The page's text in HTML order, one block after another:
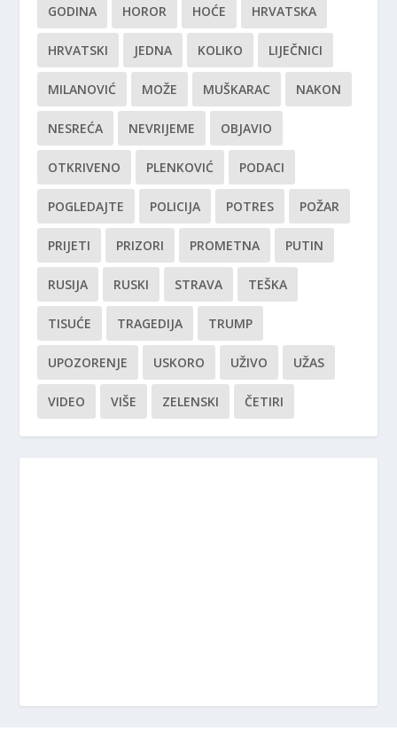
GODINA HOROR HOĆE HRVATSKA
HRVATSKI JEDNA KOLIKO LIJEČNICI
MILANOVIĆ MOŽE MUŠKARAC NAKON
NESREĆA NEVRIJEME OBJAVIO
OTKRIVENO PLENKOVIĆ PODACI
POGLEDAJTE POLICIJA POTRES POŽAR
PRIJETI PRIZORI PROMETNA PUTIN
RUSIJA RUSKI STRAVA TEŠKA
TISUĆE TRAGEDIJA TRUMP
UPOZORENJE USKORO UŽIVO UŽAS
VIDEO VIŠE ZELENSKI ČETIRI